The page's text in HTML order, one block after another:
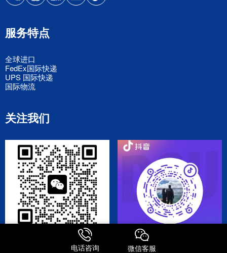
服务特点
全球进口
FedEx国际快递
UPS 国际快递
国际物流
关注我们
关注抖音号
电话咨询 微信客服